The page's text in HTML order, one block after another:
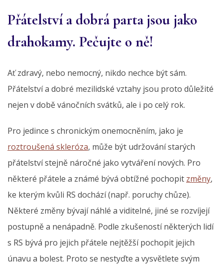
Přátelství a dobrá parta jsou jako
drahokamy. Pečujte o ně!
Ať zdravý, nebo nemocný, nikdo nechce být sám.
Přátelství a dobré mezilidské vztahy jsou proto důležité
nejen v době vánočních svátků, ale i po celý rok.
Pro jedince s chronickým onemocněním, jako je
roztroušená skleróza, může být udržování starých
přátelství stejně náročné jako vytváření nových. Pro
některé přátele a známé bývá obtížné pochopit změny,
ke kterým kvůli RS dochází (např. poruchy chůze).
Některé změny bývají náhlé a viditelné, jiné se rozvíjejí
postupně a nenápadně. Podle zkušeností některých lidí
s RS bývá pro jejich přátele nejtěžší pochopit jejich
únavu a bolest. Proto se nestyďte a vysvětlete svým